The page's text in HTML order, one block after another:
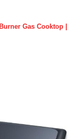
Gas Cooktop |